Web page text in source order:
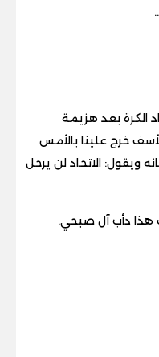
الكرة بعد هزيمة
خرج علينا بالأمس
ويقول: الاتحاد لن يرحل
هذا دأب آل صبحي.